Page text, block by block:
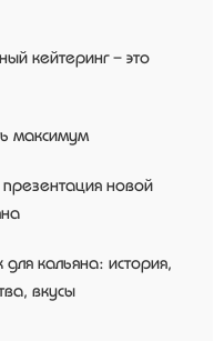
кейтеринг – это
максимум
новой
кальяна: история,
вкусы